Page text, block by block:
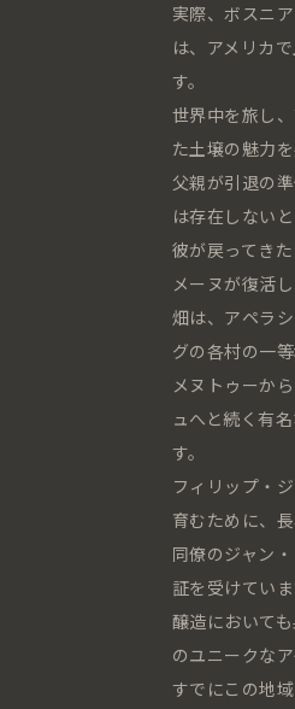
実際、ボスニ
は、アメリカ
す。
世界中を旅し
た土壌の魅力
父親が引退の
は存在しない
彼が戻ってき
メーヌが復活し
畑は、アペラ
グの各村の一
メヌトゥーか
ュへと続く有
す。
フィリップ・
育むために、
同僚のジャン
証を受けていま
醸造において
のユニークな
すでにこの地